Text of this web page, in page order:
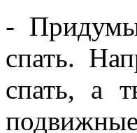
-
спать.
спать, а